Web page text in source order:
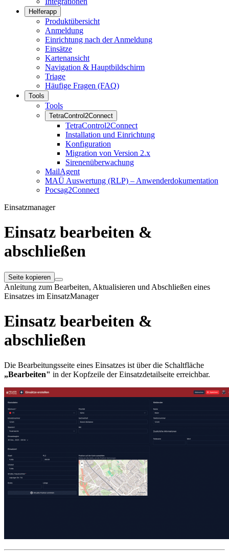
Helferapp
Produktübersicht
Anmeldung
Einrichtung nach der Anmeldung
Einsätze
Kartenansicht
Navigation & Hauptbildschirm
Triage
Häufige Fragen (FAQ)
Tools
Tools
TetraControl2Connect
TetraControl2Connect
Installation und Einrichtung
Konfiguration
Migration von Version 2.x
Sirenenüberwachung
MailAgent
MAÜ Auswertung (RLP) – Anwenderdokumentation
Pocsag2Connect
Einsatzmanager
Einsatz bearbeiten &
abschließen
Seite kopieren
Anleitung zum Bearbeiten, Aktualisieren und Abschließen eines
Einsatzes im EinsatzManager
Einsatz bearbeiten &
abschließen
Die Bearbeitungsseite eines Einsatzes ist über die Schaltfläche
„Bearbeiten" in der Kopfzeile der Einsatzdetailseite erreichbar.